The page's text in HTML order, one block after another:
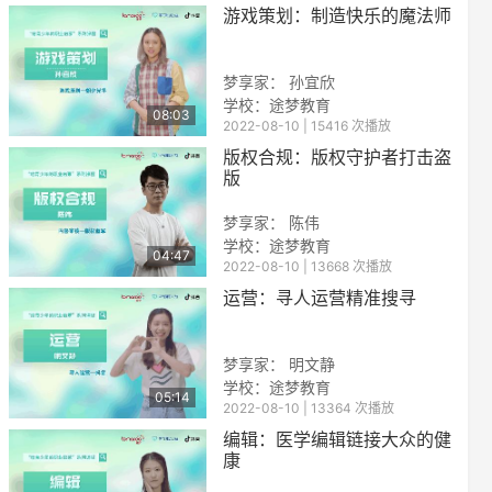
08:03
游戏策划：制造快乐的魔法师
梦享家： 孙宜欣
学校： 途梦教育
2022-08-10 | 15416 次播放
04:47
版权合规：版权守护者打击盗
版
梦享家： 陈伟
学校： 途梦教育
2022-08-10 | 13668 次播放
05:14
运营：寻人运营精准搜寻
梦享家： 明文静
学校： 途梦教育
2022-08-10 | 13364 次播放
编辑：医学编辑链接大众的健
康